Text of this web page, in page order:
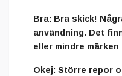
Bra: Bra skick!
användning. Det
eller mindre märken
Okej: Större repor